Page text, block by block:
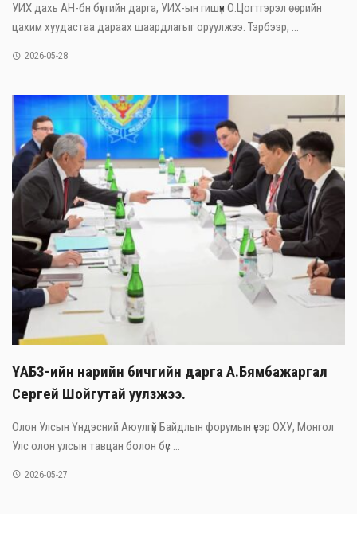
УИХ дахь АН-бн бүлгийн дарга, УИХ-ын гишүүн О.Цогтгэрэл өөрийн
цахим хуудастаа дараах шаардлагыг оруулжээ. Тэрбээр, ...
2026-05-28
ҮАБЗ-ийн нарийн бичгийн дарга А.Бямбажаргал
Сергей Шойгутай уулзжээ.
Олон Улсын Үндэсний Аюулгүй Байдлын форумын үеэр ОХУ, Монгол
Улс олон улсын тавцан болон бүс ...
2026-05-27